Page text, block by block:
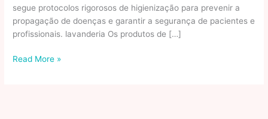
segue protocolos rigorosos de higienização para prevenir a
propagação de doenças e garantir a segurança de pacientes e
profissionais. lavanderia Os produtos de […]
O
Read More »